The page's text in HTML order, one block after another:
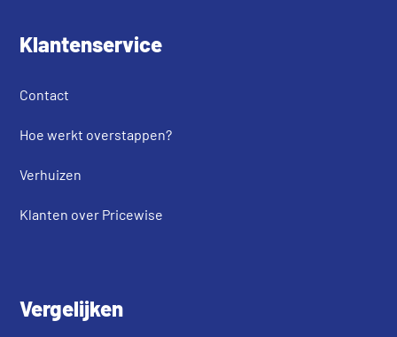
Klantenservice
Contact
Hoe werkt overstappen?
Verhuizen
Klanten over Pricewise
Vergelijken